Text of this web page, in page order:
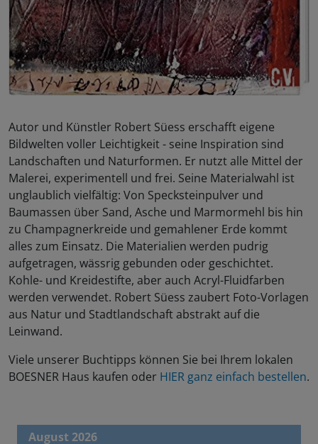
Autor und Künstler Robert Süess erschafft eigene
Bildwelten voller Leichtigkeit - seine Inspiration sind
Landschaften und Naturformen. Er nutzt alle Mittel der
Malerei, experimentell und frei. Seine Materialwahl ist
unglaublich vielfältig: Von Specksteinpulver und
Baumassen über Sand, Asche und Marmormehl bis hin
zu Champagnerkreide und gemahlener Erde kommt
alles zum Einsatz. Die Materialien werden pudrig
aufgetragen, wässrig gebunden oder geschichtet.
Kohle- und Kreidestifte, aber auch Acryl-Fluidfarben
werden verwendet. Robert Süess zaubert Foto-Vorlagen
aus Natur und Stadtlandschaft abstrakt auf die
Leinwand.
Viele unserer Buchtipps können Sie bei Ihrem lokalen
BOESNER Haus kaufen oder HIER ganz einfach bestellen.
August 2026